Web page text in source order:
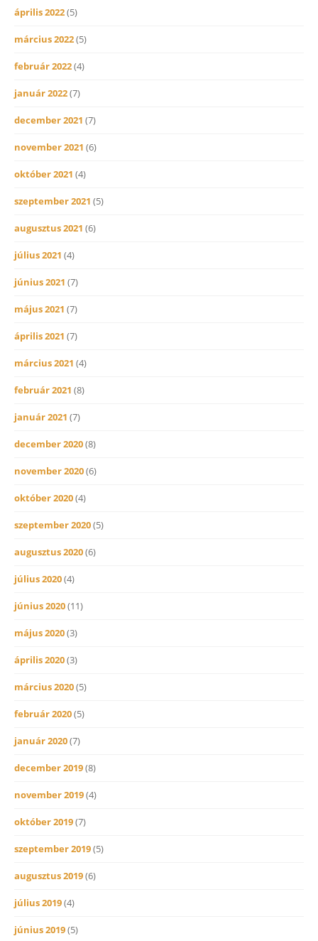
április 2022(5)
március 2022(5)
február 2022(4)
január 2022(7)
december 2021 (7)
november 2021 (6)
október 2021 (4)
szeptember 2021 (5)
augusztus 2021 (6)
július 2021 (4)
június 2021 (7)
május 2021 (7)
április 2021 (7)
március 2021 (4)
február 2021 (8)
január 2021 (7)
december 2020(8)
november 2020(6)
október 2020(4)
szeptember 2020(5)
augusztus 2020(6)
július 2020(4)
június 2020(11)
május 2020(3)
április 2020(3)
március 2020(5)
február 2020(5)
január 2020(7)
december 2019(8)
november 2019(4)
október 2019(7)
szeptember 2019(5)
augusztus 2019(6)
július 2019(4)
június 2019(5)